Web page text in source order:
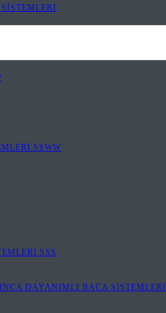
SSWW
SSS
DAYANIMLI BACA SİSTEMLERİ